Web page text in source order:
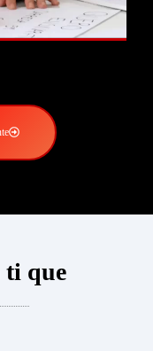
ti que